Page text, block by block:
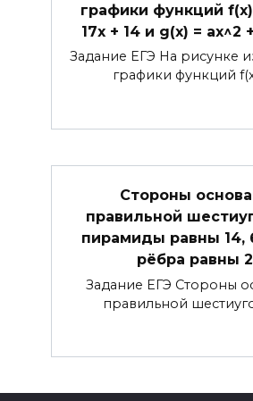
графики функций
17x + 14 и g(x) = ax^2
Задание ЕГЭ На рисунке
графики функций
Стороны
правильной
пирамиды равны 14,
рёбра равны
Задание ЕГЭ Стороны
правильной